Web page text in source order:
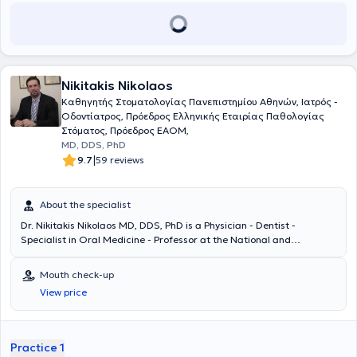
Nikitakis Nikolaos
Καθηγητής Στοματολογίας Πανεπιστημίου Αθηνών, Ιατρός -
Οδοντίατρος, Πρόεδρος Ελληνικής Εταιρίας Παθολογίας
Στόματος, Πρόεδρος EAOM,
MD, DDS, PhD
9.7|59 reviews
About the specialist
Dr. Nikitakis Nikolaos MD, DDS, PhD is a Physician - Dentist -
Specialist in Oral Medicine - Professor at the National and
European Association of Oral Medicine (EAOM), with a private
practice in Kifisia. He holds degrees in Medicine and Dentistry from
the University of Athens, a board-certified specialty, and a doctoral
degree (PhD) in Oral and Maxillofacial Pathology from the Dental
of the European Association of Oral Medicine. He possesses an
Mouth check-up
View price
Practice 1